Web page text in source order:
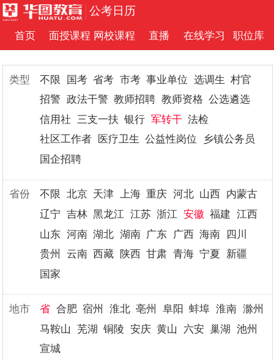
公考日历
首页 面授课程 网校课程 直播 在线学习 职位库
类型 不限 国考 省考 市考 事业单位 选调生
村官
招警 政法干警 教师招聘 教师资格 公选遴选
信用社 三支一扶 银行 军转干 法检
社区工作者
医疗卫生 公益性岗位
乡镇公务员
国企招聘
省份 不限 北京 天津 上海 重庆 河北 山西
内蒙古
辽宁 吉林 黑龙江 江苏 浙江 安徽 福建 江西
山东 河南 湖北 湖南 广东 广西 海南
四川
贵州
云南 西藏 陕西 甘肃 青海 宁夏
新疆
国家
地市 省 合肥 宿州 淮北 亳州 阜阳 蚌埠 淮南 滁州
马鞍山
芜湖 铜陵 安庆 黄山 六安 巢湖 池州
宣城